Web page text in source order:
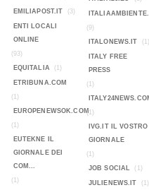
EMILIAPOST.IT (3)
ENTI LOCALI
ONLINE
(93)
EQUITALIA
(1)
ETRIBUNA.COM
(1)
EUROPENEWSOK.COM
(1)
EUTEKNE IL
GIORNALE DEI
COM...
(1)
(9)
ITALONEWS.IT
(1)
ITALY FREE
PRESS
(1)
(1)
IVG.IT IL VOSTRO
GIORNALE
(1)
JOB SOCIAL
(1)
JULIENEWS.IT (1)